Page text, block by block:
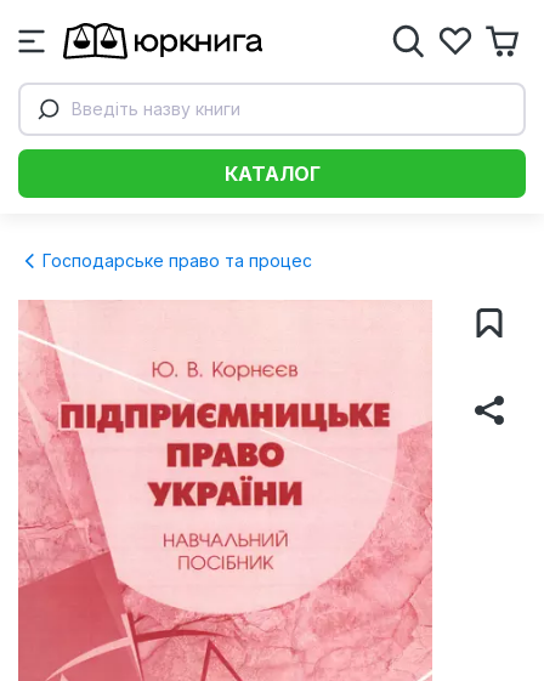
Введіть назву книги
КАТАЛОГ
Господарське право та процес